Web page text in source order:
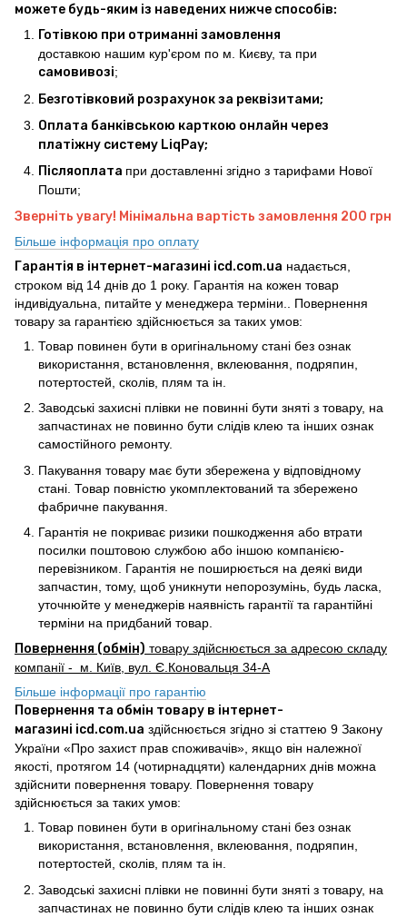
можете будь-яким із наведених нижче способів:
Готівкою при отриманні замовлення
доставкою нашим кур'єром по м. Києву, та при
самовивозі;
Безготівковий розрахунок за реквізитами;
Оплата банківською карткою онлайн через
платіжну систему LiqPay;
Післяоплата при доставленні згідно з тарифами Нової
Пошти;
Зверніть увагу! Мінімальна вартість замовлення 200 грн
Більше інформація про оплату
Гарантія в інтернет-магазині icd.com.ua надається,
строком від 14 днів до 1 року. Гарантія на кожен товар
індивідуальна, питайте у менеджера терміни.. Повернення
товару за гарантією здійснюється за таких умов:
Товар повинен бути в оригінальному стані без ознак
використання, встановлення, вклеювання, подряпин,
потертостей, сколів, плям та ін.
Заводські захисні плівки не повинні бути зняті з товару, на
запчастинах не повинно бути слідів клею та інших ознак
самостійного ремонту.
Пакування товару має бути збережена у відповідному
стані. Товар повністю укомплектований та збережено
фабричне пакування.
Гарантія не покриває ризики пошкодження або втрати
посилки поштовою службою або іншою компанією-
перевізником. Гарантія не поширюється на деякі види
запчастин, тому, щоб уникнути непорозумінь, будь ласка,
уточнюйте у менеджерів наявність гарантії та гарантійні
терміни на придбаний товар.
Повернення (обмін) товару здійснюється за адресою складу
компанії - м. Київ, вул. Є.Коновальця 34-А
Більше інформації про гарантію
Повернення та обмін товару в інтернет-
магазині icd.com.ua здійснюється згідно зі статтею 9 Закону
України «Про захист прав споживачів», якщо він належної
якості, протягом 14 (чотирнадцяти) календарних днів можна
здійснити повернення товару. Повернення товару
здійснюється за таких умов:
Товар повинен бути в оригінальному стані без ознак
використання, встановлення, вклеювання, подряпин,
потертостей, сколів, плям та ін.
Заводські захисні плівки не повинні бути зняті з товару, на
запчастинах не повинно бути слідів клею та інших ознак